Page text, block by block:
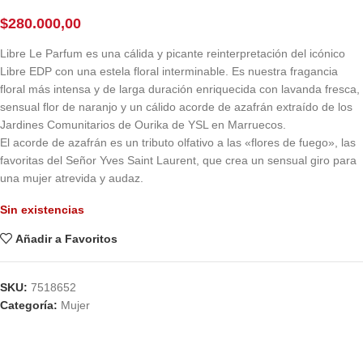
$280.000,00
Libre Le Parfum es una cálida y picante reinterpretación del icónico
Libre EDP con una estela floral interminable. Es nuestra fragancia
floral más intensa y de larga duración enriquecida con lavanda fresca,
sensual flor de naranjo y un cálido acorde de azafrán extraído de los
Jardines Comunitarios de Ourika de YSL en Marruecos.
El acorde de azafrán es un tributo olfativo a las «flores de fuego», las
favoritas del Señor Yves Saint Laurent, que crea un sensual giro para
una mujer atrevida y audaz.
Sin existencias
Añadir a Favoritos
SKU: 7518652
Categoría: Mujer